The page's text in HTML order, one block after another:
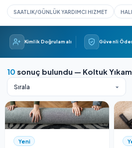
Kimlik Doğrulamalı
10sonuç bulundu — Koltuk